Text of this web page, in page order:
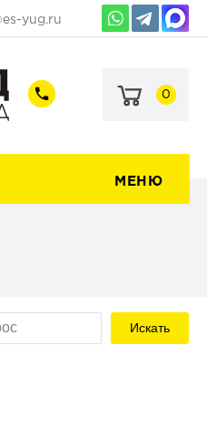
yug.ru
+7
60-
+7
69-
0
МЕНЮ
Искать